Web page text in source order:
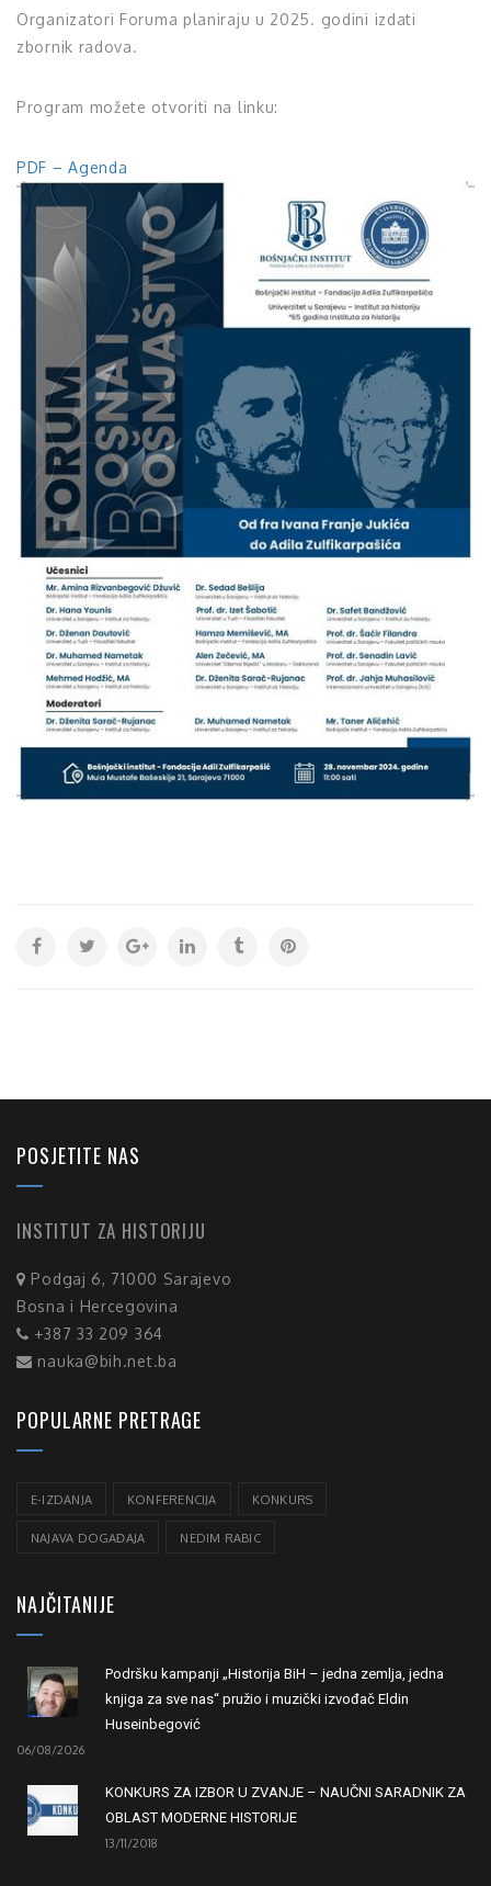
Organizatori Foruma planiraju u 2025. godini izdati
zbornik radova.
Program možete otvoriti na linku:
PDF – Agenda
POSJETITE NAS
INSTITUT ZA HISTORIJU
Podgaj 6, 71000 Sarajevo
Bosna i Hercegovina
+387 33 209 364
nauka@bih.net.ba
POPULARNE PRETRAGE
E-IZDANJA KONFERENCIJA KONKURS
NAJAVA DOGAĐAJA NEDIM RABIC
NAJČITANIJE
Podršku kampanji „Historija BiH – jedna zemlja, jedna
knjiga za sve nas“ pružio i muzički izvođač Eldin
Huseinbegović
06/08/2026
KONKURS ZA IZBOR U ZVANJE – NAUČNI SARADNIK ZA
OBLAST MODERNE HISTORIJE
13/11/2018